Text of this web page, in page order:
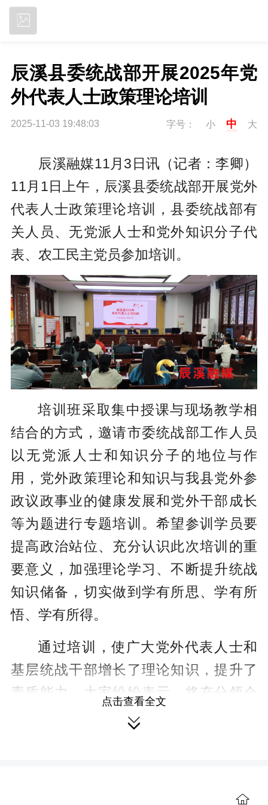
辰溪县委统战部开展2025年党
外代表人士政策理论培训
2025-11-03 19:48:03 字号： 小 中 大
辰溪融媒11月3日讯（记者：李卿）
11月1日上午，辰溪县委统战部开展党外
代表人士政策理论培训，县委统战部有
关人员、无党派人士和党外知识分子代
表、农工民主党员参加培训。
培训班采取集中授课与现场教学相
结合的方式，邀请市委统战部工作人员
以无党派人士和知识分子的地位与作
用，党外政策理论和知识与我县党外参
政议政事业的健康发展和党外干部成长
等为题进行专题培训。希望参训学员要
提高政治站位、充分认识此次培训的重
要意义，加强理论学习、不断提升统战
知识储备，切实做到学有所思、学有所
悟、学有所得。
通过培训，使广大党外代表人士和
基层统战干部增长了理论知识，提升了
素质能力。大家纷纷表示，将充分领会
此次培训班的学习内容和精神实质，立
点击查看全文
